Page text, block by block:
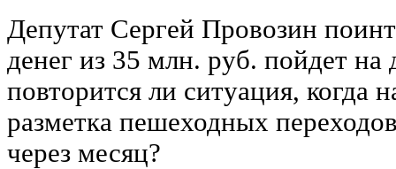
Депутат Сергей Провозин
денег из 35 млн. руб. пойдет
повторится ли ситуация, когда
разметка пешеходных
через месяц?